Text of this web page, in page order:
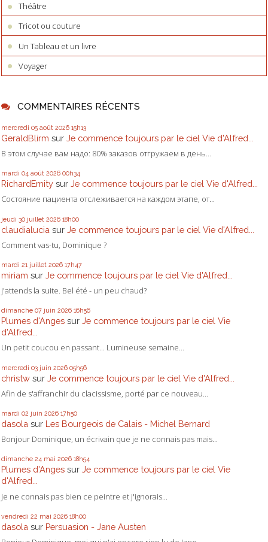
Théâtre
Tricot ou couture
Un Tableau et un livre
Voyager
COMMENTAIRES RÉCENTS
mercredi 05 août 2026 15h13
GeraldBlirm sur Je commence toujours par le ciel Vie d'Alfred...
В этом случае вам надо: 80% заказов отгружаем в день...
mardi 04 août 2026 00h34
RichardEmity sur Je commence toujours par le ciel Vie d'Alfred...
Состояние пациента отслеживается на каждом этапе, от...
jeudi 30 juillet 2026 18h00
claudialucia sur Je commence toujours par le ciel Vie d'Alfred...
Comment vas-tu, Dominique ?
mardi 21 juillet 2026 17h47
miriam sur Je commence toujours par le ciel Vie d'Alfred...
j'attends la suite. Bel été - un peu chaud?
dimanche 07 juin 2026 16h56
Plumes d'Anges sur Je commence toujours par le ciel Vie
d'Alfred...
Un petit coucou en passant... Lumineuse semaine...
mercredi 03 juin 2026 05h56
christw sur Je commence toujours par le ciel Vie d'Alfred...
Afin de s'affranchir du clacissisme, porté par ce nouveau...
mardi 02 juin 2026 17h50
dasola sur Les Bourgeois de Calais - Michel Bernard
Bonjour Dominique, un écrivain que je ne connais pas mais...
dimanche 24 mai 2026 18h54
Plumes d'Anges sur Je commence toujours par le ciel Vie
d'Alfred...
Je ne connais pas bien ce peintre et j'ignorais...
vendredi 22 mai 2026 18h00
dasola sur Persuasion - Jane Austen